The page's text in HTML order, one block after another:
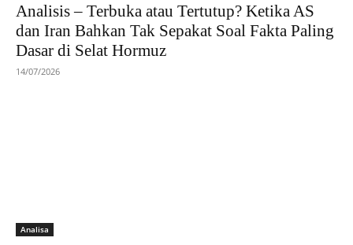
Analisis – Terbuka atau Tertutup? Ketika AS
dan Iran Bahkan Tak Sepakat Soal Fakta Paling
Dasar di Selat Hormuz
14/07/2026
Analisa